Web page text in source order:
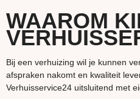
WAAROM
Bij een verhuizing wil je kunnen
afspraken nakomt en kwaliteit
Verhuisservice24 uitsluitend met